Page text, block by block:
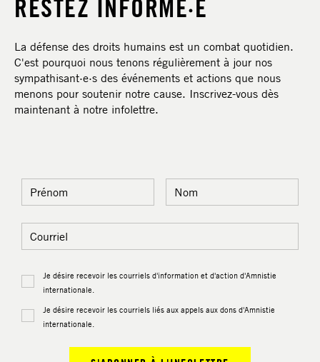
RESTEZ INFORMÉ·E
La défense des droits humains est un combat quotidien.
C'est pourquoi nous tenons régulièrement à jour nos
sympathisant·e·s des événements et actions que nous
menons pour soutenir notre cause. Inscrivez-vous dès
maintenant à notre infolettre.